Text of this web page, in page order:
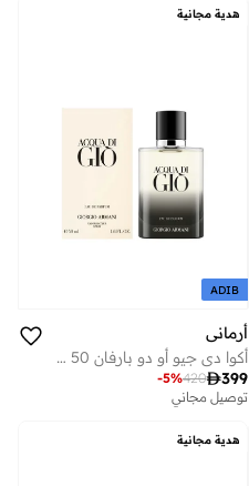
هدية مجانية
ADIB
أرماني
أكوا دي جيو أو دو بارفان 50 مل
399
420
-5%
توصيل مجاني
هدية مجانية